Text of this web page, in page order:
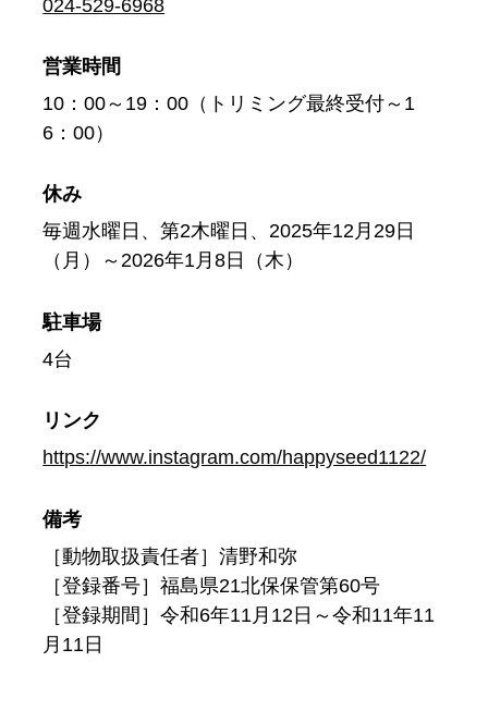
024-529-6968
営業時間
10：00～19：00（トリミング最終受付～1
6：00）
休み
毎週水曜日、第2木曜日、2025年12月29日
（月）～2026年1月8日（木）
駐車場
4台
リンク
https://www.instagram.com/happyseed1122/
備考
［動物取扱責任者］清野和弥
［登録番号］福島県21北保保管第60号
［登録期間］令和6年11月12日～令和11年11
月11日